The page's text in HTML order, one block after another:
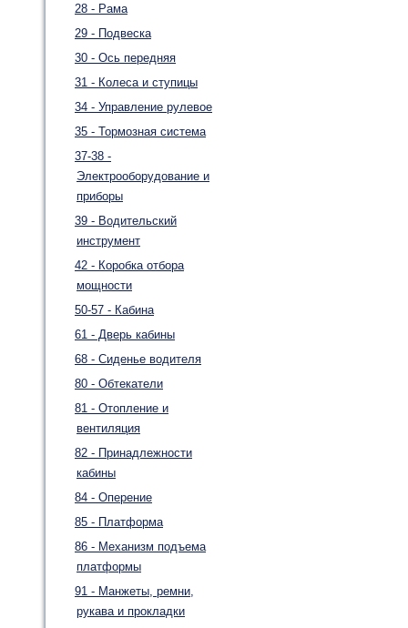
28 - Рама
29 - Подвеска
30 - Ось передняя
31 - Колеса и ступицы
34 - Управление рулевое
35 - Тормозная система
37-38 -
Электрооборудование и
приборы
39 - Водительский
инструмент
42 - Коробка отбора
мощности
50-57 - Кабина
61 - Дверь кабины
68 - Сиденье водителя
80 - Обтекатели
81 - Отопление и
вентиляция
82 - Принадлежности
кабины
84 - Оперение
85 - Платформа
86 - Механизм подъема
платформы
91 - Манжеты, ремни,
рукава и прокладки